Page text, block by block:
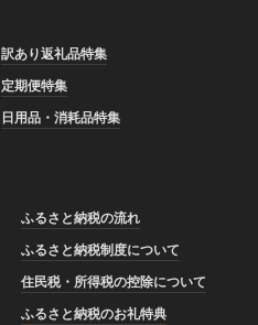
訳あり返礼品特集
定期便特集
日用品・消耗品特集
ふるさと納税の流れ
ふるさと納税制度について
住民税・所得税の控除について
ふるさと納税のお礼特典